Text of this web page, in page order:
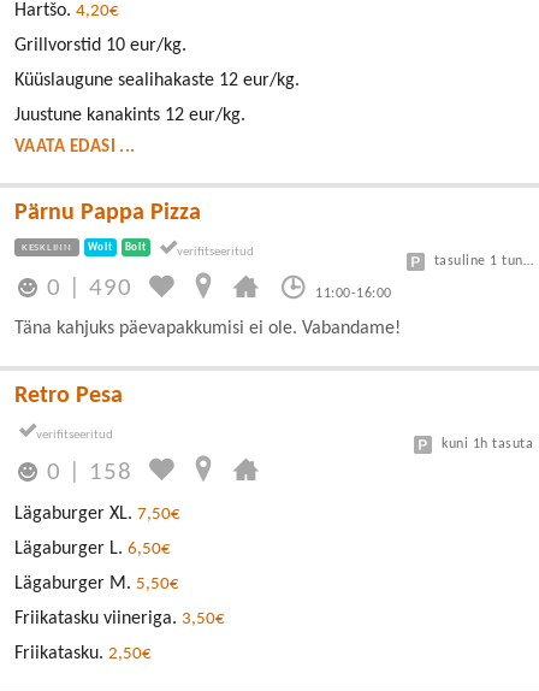
Hartšo. 4,20€
Grillvorstid 10 eur/kg.
Küüslaugune sealihakaste 12 eur/kg.
Juustune kanakints 12 eur/kg.
VAATA EDASI ...
Pärnu Pappa Pizza
KESKLINN Wolt Bolt
0 |490 11:00-16:00
tasuline 1 tund tasuta, kellaga
Täna kahjuks päevapakkumisi ei ole. Vabandame!
Retro Pesa
0 158
kuni 1h tasuta
Lägaburger XL. 7,50€
Lägaburger L. 6,50€
Lägaburger M. 5,50€
Friikatasku viineriga. 3,50€
Friikatasku. 2,50€